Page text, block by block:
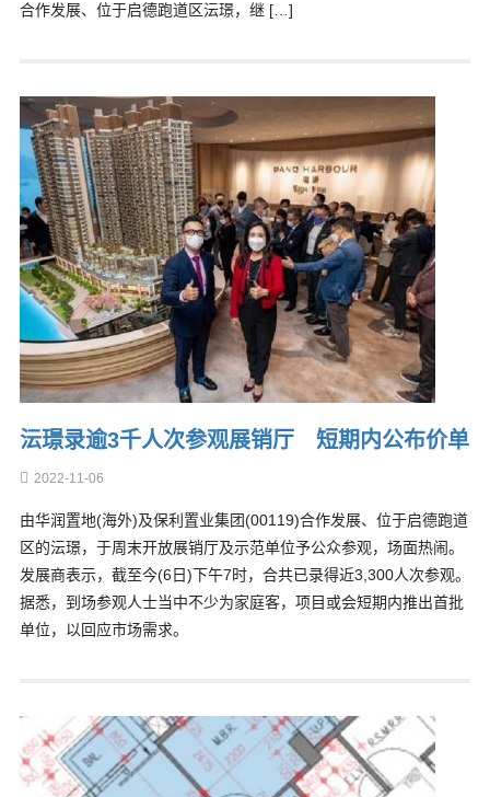
合作发展、位于启德跑道区沄璟，继 […]
沄璟录逾3千人次参观展销厅 短期内公布价单
2022-11-06
由华润置地(海外)及保利置业集团(00119)合作发展、位于启德跑道
区的沄璟，于周末开放展销厅及示范单位予公众参观，场面热闹。
发展商表示，截至今(6日)下午7时，合共已录得近3,300人次参观。
据悉，到场参观人士当中不少为家庭客，项目或会短期内推出首批
单位，以回应市场需求。